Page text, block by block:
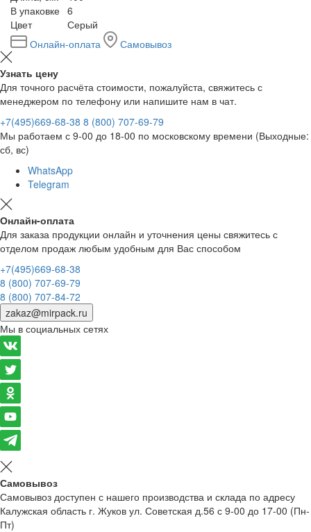
В упаковке 6
Цвет
Серый
Онлайн-оплата
Самовывоз
Узнать цену
Для точного расчёта стоимости, пожалуйста, свяжитесь с
менеджером по телефону или напишите нам в чат.
+7(495)669-68-38 8 (800) 707-69-79
Мы работаем с 9-00 до 18-00 по московскому времени (Выходные:
сб, вс)
WhatsApp
Telegram
Онлайн-оплата
Для заказа продукции онлайн и уточнения цены свяжитесь с
отделом продаж любым удобным для Вас способом
+7(495)669-68-38
8 (800) 707-69-79
8 (800) 707-84-72
zakaz@mirpack.ru
Мы в социальных сетях
Самовывоз
Самовывоз доступен с нашего производства и склада по адресу
Калужская область г. Жуков ул. Советская д.56 с 9-00 до 17-00 (Пн-
Пт)